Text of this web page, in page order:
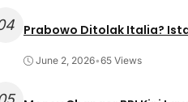
Prabowo Ditolak Italia?
June 2, 2026•65 Views